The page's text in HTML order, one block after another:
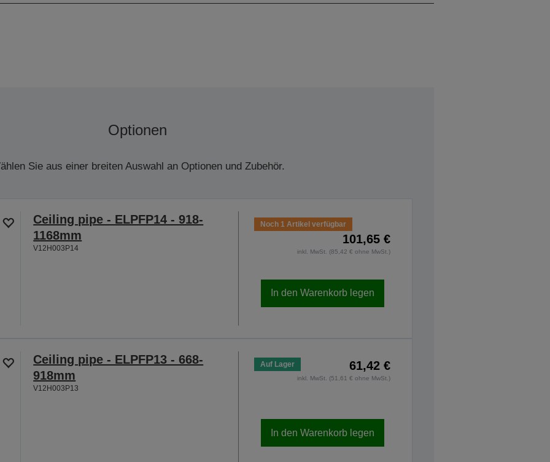
Optionen
Sie aus einer breiten Auswahl an Optionen und Zubehör.
Ceiling pipe - ELPFP14 - 918-
1168mm
V12H003P14
Noch 1 Artikel verfügbar
101,65 €
inkl. MwSt. (85,42 € ohne MwSt.)
In den Warenkorb legen
Ceiling pipe - ELPFP13 - 668-
918mm
V12H003P13
Auf Lager 61,42 €
inkl. MwSt. (51,61 € ohne MwSt.)
In den Warenkorb legen